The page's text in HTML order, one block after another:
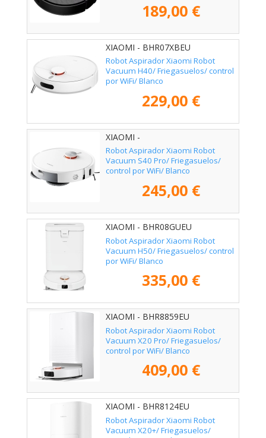
189,00 €
XIAOMI - BHR07XBEU
Robot Aspirador Xiaomi Robot
Vacuum H40/ Friegasuelos/ control
por WiFi/ Blanco
229,00 €
XIAOMI -
Robot Aspirador Xiaomi Robot
Vacuum S40 Pro/ Friegasuelos/
control por WiFi/ Blanco
245,00 €
XIAOMI - BHR08GUEU
Robot Aspirador Xiaomi Robot
Vacuum H50/ Friegasuelos/ control
por WiFi/ Blanco
335,00 €
XIAOMI - BHR8859EU
Robot Aspirador Xiaomi Robot
Vacuum X20 Pro/ Friegasuelos/
control por WiFi/ Blanco
409,00 €
XIAOMI - BHR8124EU
Robot Aspirador Xiaomi Robot
Vacuum X20+/ Friegasuelos/